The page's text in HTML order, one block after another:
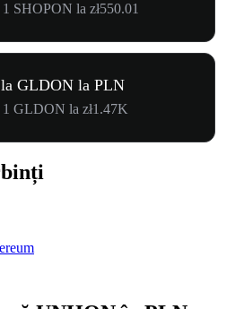
SHOPON la zł550.01
la GLDON la PLN
1 GLDON la zł1.47K